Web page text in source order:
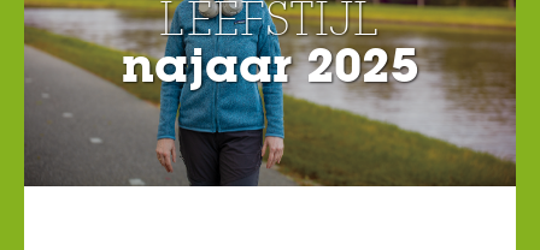
LEEFSTIJL
najaar 2025